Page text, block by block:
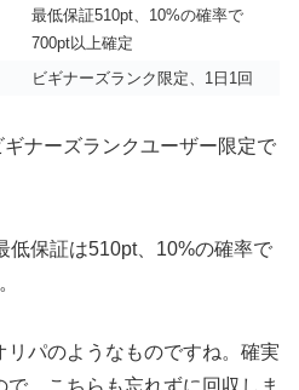
最低保証510pt、10%の確率で
700pt以上確定
ビギナーズランク限定、1日1回
ナーズランクユーザー限定で
低保証は510pt、10%の確率で
パのようなものですね。確実
、こちらも忘れずに回収しま